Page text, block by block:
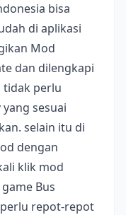
bisa
di aplikasi
Mod
dan dilengkapi
tidak perlu
sesuai
selain itu di
dengan
klik mod
Bus
repot-repot